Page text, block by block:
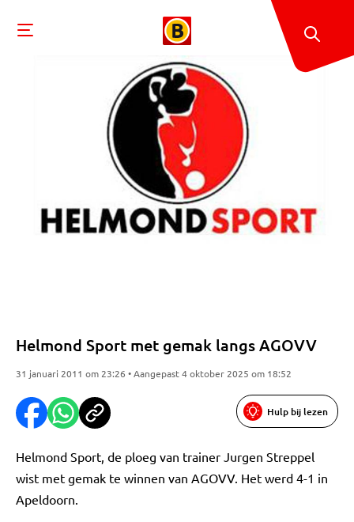
Helmond Sport met gemak langs AGOVV
31 januari 2011 om 23:26 • Aangepast 4 oktober 2025 om 18:52
Hulp bij lezen
Helmond Sport, de ploeg van trainer Jurgen Streppel
wist met gemak te winnen van AGOVV. Het werd 4-1 in
Apeldoorn.